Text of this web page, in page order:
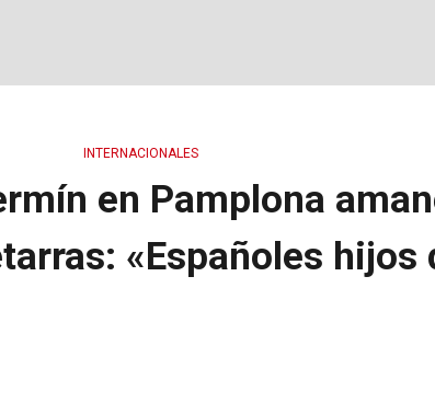
INTERNACIONALES
en Pamplona
«Españoles hijos